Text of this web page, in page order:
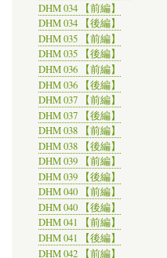
DHM 034 【前編】
DHM 034 【後編】
DHM 035 【前編】
DHM 035 【後編】
DHM 036 【前編】
DHM 036 【後編】
DHM 037 【前編】
DHM 037 【後編】
DHM 038 【前編】
DHM 038 【後編】
DHM 039 【前編】
DHM 039 【後編】
DHM 040 【前編】
DHM 040 【後編】
DHM 041 【前編】
DHM 041 【後編】
DHM 042 【前編】